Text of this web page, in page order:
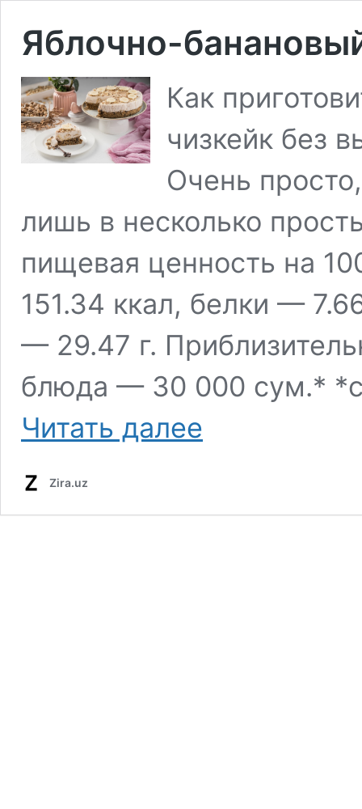
Яблочно-
Как
чизкейк без
Очень
лишь в несколько
пищевая ценность на
151.34 ккал, белки —
— 29.47 г.
блюда — 30 000 сум.*
Читать далее
Zira.uz